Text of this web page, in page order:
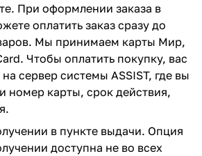
При оформлении заказа в
оплатить заказ сразу до
Мы принимаем карты Мир,
Чтобы оплатить покупку, вас
сервер системы ASSIST, где вы
номер карты, срок действия,
в пункте выдачи. Опция
доступна не во всех